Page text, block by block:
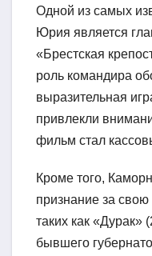
Одной из самых
Юрия является
«Брестская
роль командира
выразительная
привлекли
фильм стал
Кроме того,
признание за
таких как «Дурак»
бывшего